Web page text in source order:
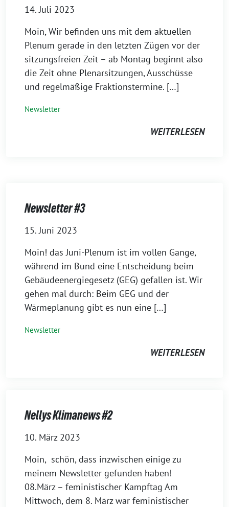
14. Juli 2023
Moin, Wir befinden uns mit dem aktuellen
Plenum gerade in den letzten Zügen vor der
sitzungsfreien Zeit – ab Montag beginnt also
die Zeit ohne Plenarsitzungen, Ausschüsse
und regelmäßige Fraktionstermine. […]
Newsletter
WEITERLESEN
Newsletter #3
15. Juni 2023
Moin! das Juni-Plenum ist im vollen Gange,
während im Bund eine Entscheidung beim
Gebäudeenergiegesetz (GEG) gefallen ist. Wir
gehen mal durch: Beim GEG und der
Wärmeplanung gibt es nun eine […]
Newsletter
WEITERLESEN
Nellys Klimanews #2
10. März 2023
Moin, schön, dass inzwischen einige zu
meinem Newsletter gefunden haben!
08.März – feministischer Kampftag Am
Mittwoch, dem 8. März war feministischer